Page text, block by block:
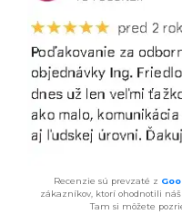
Recenzie sú prevzaté z
zákazníkov, ktorí ohodnotili
Tam si môžete